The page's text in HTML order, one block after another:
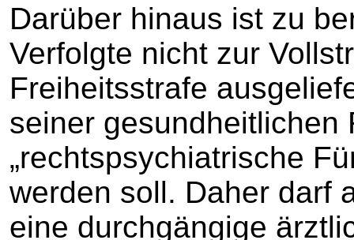
Darüber hinaus ist zu
Verfolgte nicht zur
Freiheitsstrafe
seiner gesundheitlichen
„rechtspsychiatrische
werden soll. Daher darf
eine durchgängige